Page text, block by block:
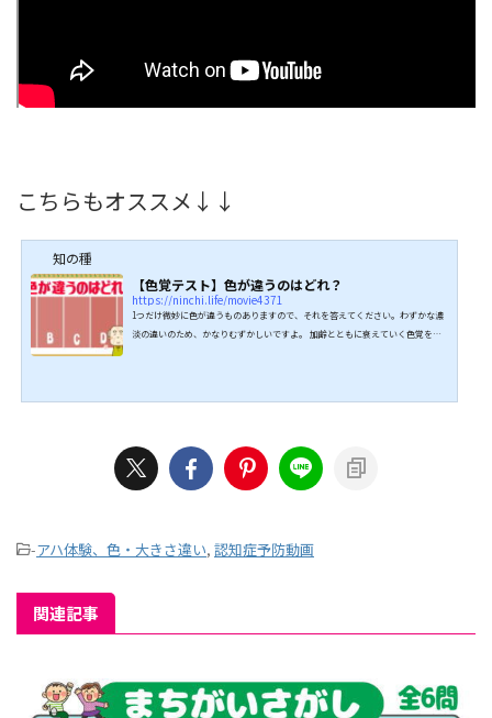
こちらもオススメ↓↓
知の種
【色覚テスト】色が違うのはどれ？
https://ninchi.life/movie4371
1つだけ微妙に色が違うものありますので、それを答えてください。わずかな濃
淡の違いのため、かなりむずかしいですよ。 加齢とともに衰えていく色覚をチ
-アハ体験、色・大きさ違い, 認知症予防動画
関連記事